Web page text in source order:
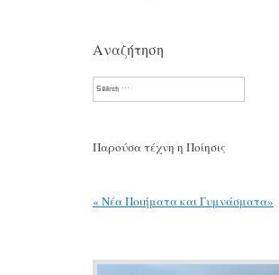
Αναζήτηση
Search
Παρούσα τέχνη η Ποίησις
« Νέα Ποιήματα και Γυμνάσματα»